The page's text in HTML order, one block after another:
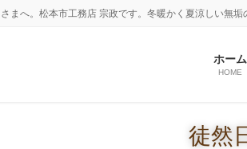
まへ。松本市工務店 宗政です。冬暖かく夏涼しい無
ホーム
HOME
徒然